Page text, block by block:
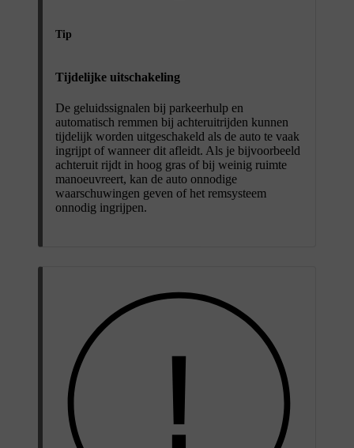
Tip
Tijdelijke uitschakeling
De geluidssignalen bij parkeerhulp en
automatisch remmen bij achteruitrijden kunnen
tijdelijk worden uitgeschakeld als de auto te vaak
ingrijpt of wanneer dit afleidt. Als je bijvoorbeeld
achteruit rijdt in hoog gras of bij weinig ruimte
manoeuvreert, kan de auto onnodige
waarschuwingen geven of het remsysteem
onnodig ingrijpen.